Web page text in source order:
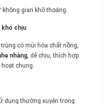
không gian khô thoáng.
khó chịu
có mùi hóa chất nồng,
nhàng, dễ chịu, thích hợp
chung.
dụng thường xuyên trong